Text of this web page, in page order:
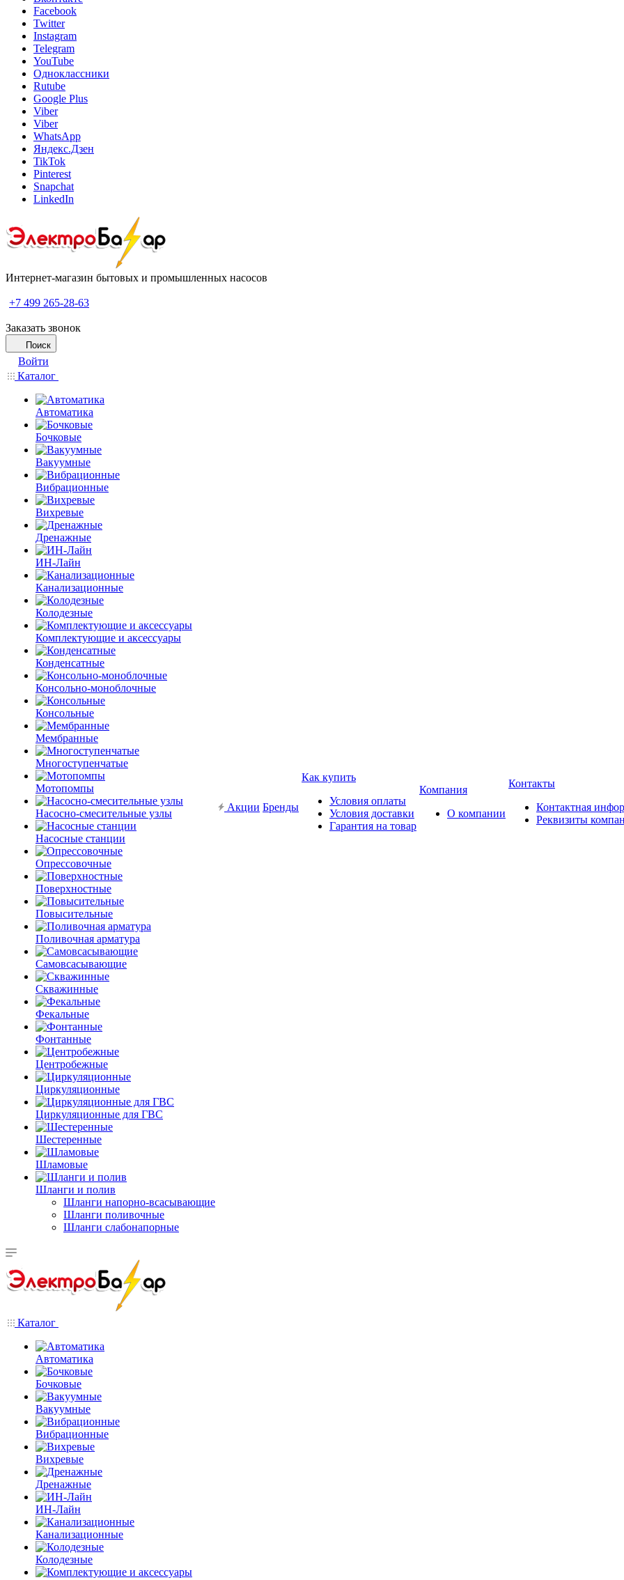
Facebook
Twitter
Instagram
Telegram
YouTube
Одноклассники
Rutube
Google Plus
Viber
Viber
WhatsApp
Яндекс.Дзен
TikTok
Pinterest
Snapchat
LinkedIn
Интернет-магазин бытовых и промышленных насосов
+7 499 265-28-63
Заказать звонок
Поиск
Войти
Каталог
Автоматика
Бочковые
Вакуумные
Вибрационные
Вихревые
Дренажные
ИН-Лайн
Канализационные
Колодезные
Комплектующие и аксессуары
Конденсатные
Консольно-моноблочные
Консольные
Мембранные
Многоступенчатые
Мотопомпы
Насосно-смесительные узлы
Насосные станции
Опрессовочные
Поверхностные
Повысительные
Поливочная арматура
Самовсасывающие
Скважинные
Фекальные
Фонтанные
Центробежные
Циркуляционные
Циркуляционные для ГВС
Шестеренные
Шламовые
Шланги и полив
Шланги напорно-всасывающие
Шланги поливочные
Шланги слабонапорные
Акции Бренды
Как купить
Условия оплаты
Условия доставки
Гарантия на товар
Компания
О компании
Контакты
Контактная
Реквизиты
Каталог
Автоматика
Бочковые
Вакуумные
Вибрационные
Вихревые
Дренажные
ИН-Лайн
Канализационные
Колодезные